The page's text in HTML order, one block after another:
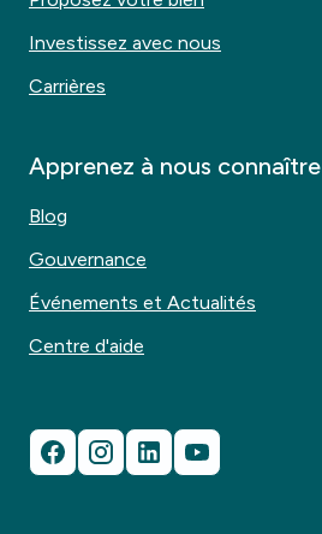
Investissez avec nous
Carrières
Apprenez à nous connaître
Blog
Gouvernance
Événements et Actualités
Centre d'aide